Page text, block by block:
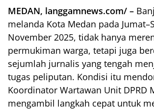
MEDAN, langgamnews.com/ –
melanda Kota Medan pada
November 2025, tidak hanya
permukiman warga, tetapi juga
sejumlah jurnalis yang tengah
tugas peliputan. Kondisi itu
Koordinator Wartawan Unit DPRD
mengambil langkah cepat untuk